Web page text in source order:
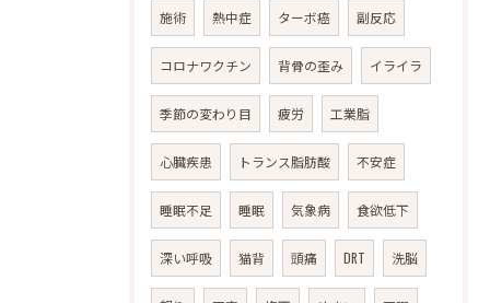
施術 熱中症 ターボ癌 副反応
コロナワクチン 背骨の歪み イライラ
季節の変わり目 疲労 工業脂
心臓疾患 トランス脂肪酸 不安症
睡眠不足 睡眠 気象病 食欲低下
深い呼吸 猫背 頭痛 DRT 洗脳